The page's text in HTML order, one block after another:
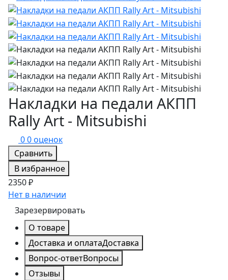
Накладки на педали АКПП
Rally Art - Mitsubishi
00 оценок
Сравнить
В избранное
2350 ₽
Нет в наличии
Зарезервировать
О товаре
Доставка и оплатаДоставка
Вопрос-ответВопросы
Отзывы